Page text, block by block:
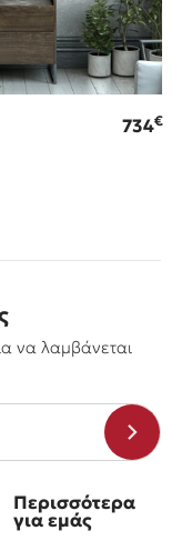
734€
να λαμβάνεται
Περισσότερα
για εμάς